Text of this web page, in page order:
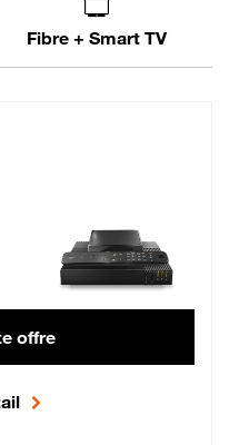
Fibre + Smart TV
Lite Fibre
offre